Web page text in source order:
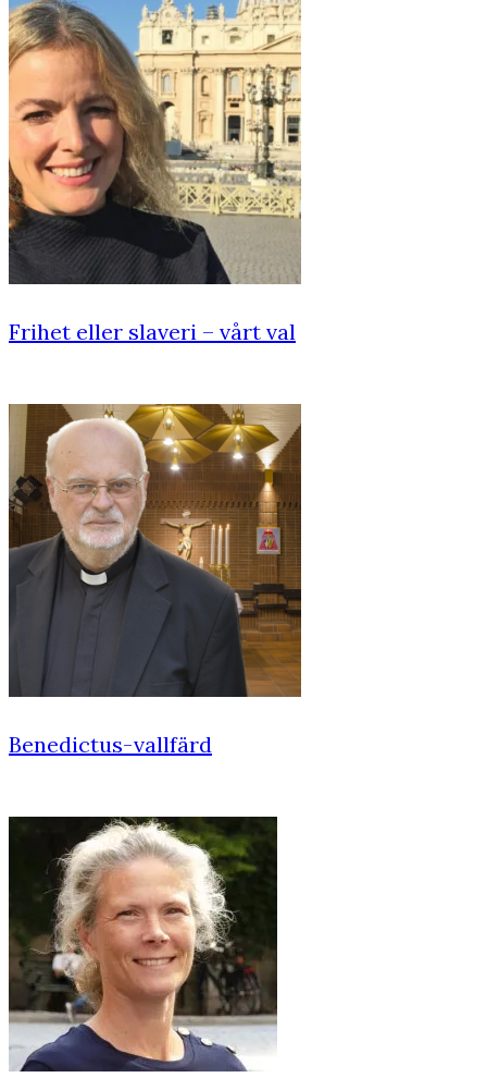
Frihet eller slaveri – vårt val
Benedictus-vallfärd